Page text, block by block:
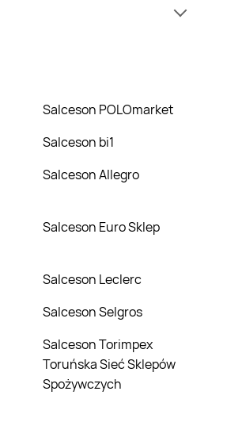
Salceson POLOmarket
Salceson bi1
Salceson Allegro
Salceson Euro Sklep
Salceson Leclerc
Salceson Selgros
Salceson Torimpex
Toruńska Sieć Sklepów
Spożywczych